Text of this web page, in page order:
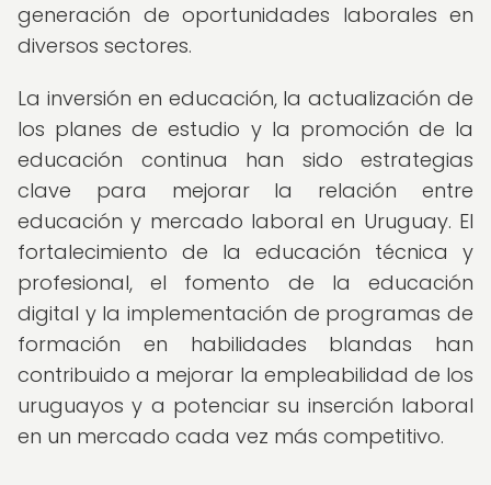
generación de oportunidades laborales en
diversos sectores.
La inversión en educación, la actualización de
los planes de estudio y la promoción de la
educación continua han sido estrategias
clave para mejorar la relación entre
educación y mercado laboral en Uruguay. El
fortalecimiento de la educación técnica y
profesional, el fomento de la educación
digital y la implementación de programas de
formación en habilidades blandas han
contribuido a mejorar la empleabilidad de los
uruguayos y a potenciar su inserción laboral
en un mercado cada vez más competitivo.